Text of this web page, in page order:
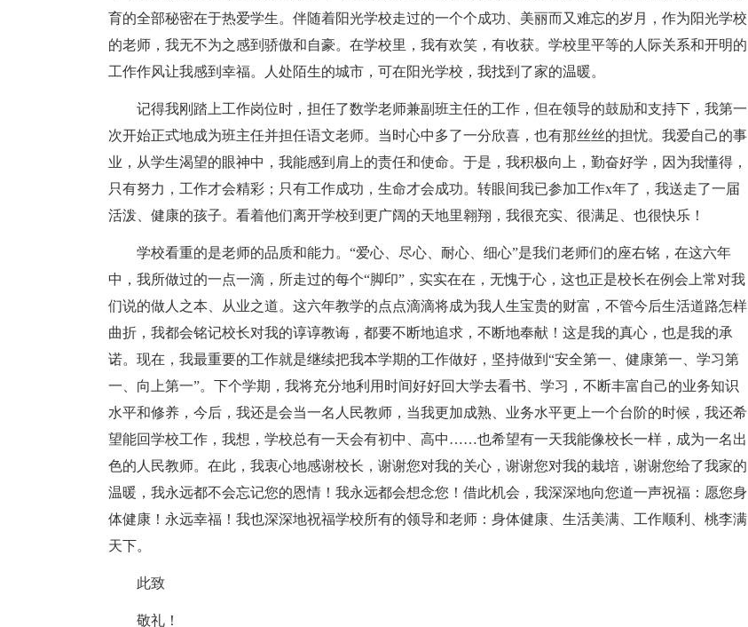
育的全部秘密在于热爱学生。伴随着阳光学校走过的一个个成功、美丽而又难忘的岁月，作为阳光学校
的老师，我无不为之感到骄傲和自豪。在学校里，我有欢笑，有收获。学校里平等的人际关系和开明的
工作作风让我感到幸福。人处陌生的城市，可在阳光学校，我找到了家的温暖。
记得我刚踏上工作岗位时，担任了数学老师兼副班主任的工作，但在领导的鼓励和支持下，我第一
次开始正式地成为班主任并担任语文老师。当时心中多了一分欣喜，也有那丝丝的担忧。我爱自己的事
业，从学生渴望的眼神中，我能感到肩上的责任和使命。于是，我积极向上，勤奋好学，因为我懂得，
只有努力，工作才会精彩；只有工作成功，生命才会成功。转眼间我已参加工作x年了，我送走了一届
活泼、健康的孩子。看着他们离开学校到更广阔的天地里翱翔，我很充实、很满足、也很快乐！
学校看重的是老师的品质和能力。“爱心、尽心、耐心、细心”是我们老师们的座右铭，在这六年
中，我所做过的一点一滴，所走过的每个“脚印”，实实在在，无愧于心，这也正是校长在例会上常对我
们说的做人之本、从业之道。这六年教学的点点滴滴将成为我人生宝贵的财富，不管今后生活道路怎样
曲折，我都会铭记校长对我的谆谆教诲，都要不断地追求，不断地奉献！这是我的真心，也是我的承
诺。现在，我最重要的工作就是继续把我本学期的工作做好，坚持做到“安全第一、健康第一、学习第
一、向上第一”。下个学期，我将充分地利用时间好好回大学去看书、学习，不断丰富自己的业务知识
水平和修养，今后，我还是会当一名人民教师，当我更加成熟、业务水平更上一个台阶的时候，我还希
望能回学校工作，我想，学校总有一天会有初中、高中……也希望有一天我能像校长一样，成为一名出
色的人民教师。在此，我衷心地感谢校长，谢谢您对我的关心，谢谢您对我的栽培，谢谢您给了我家的
温暖，我永远都不会忘记您的恩情！我永远都会想念您！借此机会，我深深地向您道一声祝福：愿您身
体健康！永远幸福！我也深深地祝福学校所有的领导和老师：身体健康、生活美满、工作顺利、桃李满
天下。
此致
敬礼！